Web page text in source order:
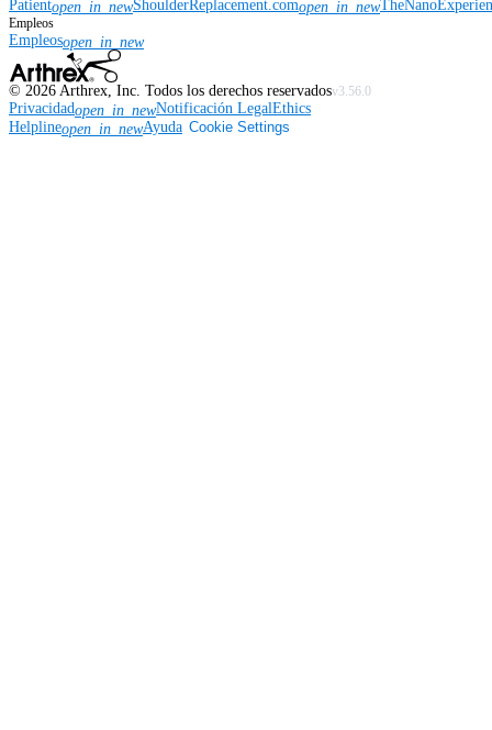
Patientopen_in_newShoulderReplacement.comopen_in_new
Empleos
Empleosopen_in_new
© 2026 Arthrex, Inc. Todos los derechos reservadosv3.56.0
Privacidadopen_in_newNotificación LegalEthics
Helplineopen_in_newAyuda Cookie Settings